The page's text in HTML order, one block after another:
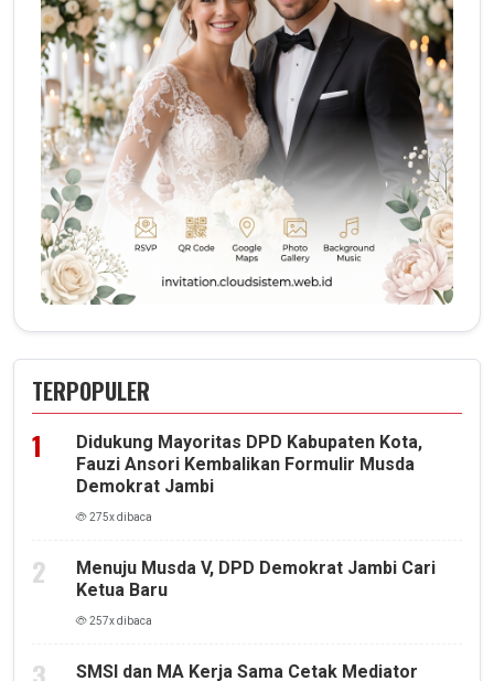
TERPOPULER
Didukung Mayoritas DPD Kabupaten Kota,
Fauzi Ansori Kembalikan Formulir Musda
Demokrat Jambi
275x dibaca
Menuju Musda V, DPD Demokrat Jambi Cari
Ketua Baru
257x dibaca
SMSI dan MA Kerja Sama Cetak Mediator